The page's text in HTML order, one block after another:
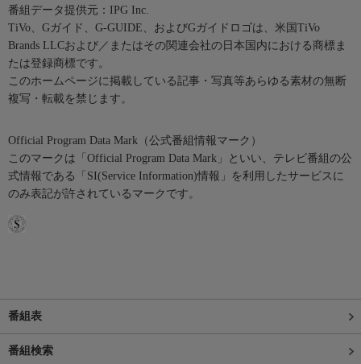
番組データ提供元：IPG Inc.
TiVo、Gガイド、G-GUIDE、およびGガイドロゴは、米国TiVo
Brands LLCおよび／またはその関連会社の日本国内における商標ま
たは登録商標です。
このホームページに掲載している記事・写真等あらゆる素材の無断
複写・転載を禁じます。
Official Program Data Mark（公式番組情報マーク）
このマークは「Official Program Data Mark」といい、テレビ番組の公
式情報である「SI(Service Information)情報」を利用したサービスに
のみ表記が許されているマークです。
番組表
番組検索